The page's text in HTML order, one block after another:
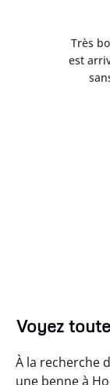
Très
est
Voyez
À la recherche
une benne à